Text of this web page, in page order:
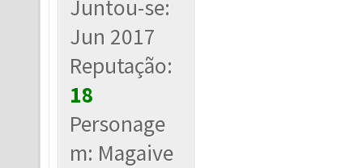
Juntou-se:
Jun 2017
Reputação:
18
Personage
m: Magaive